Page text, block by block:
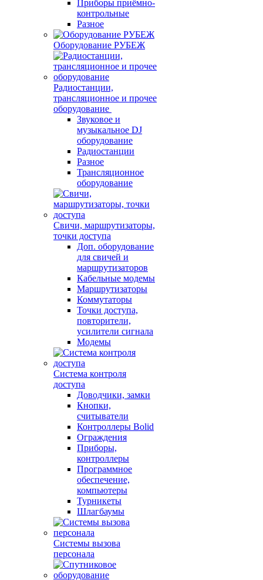
Приборы приёмно-
контрольные
Разное
Оборудование РУБЕЖ
Радиостанции,
трансляционное и прочее
оборудование
Звуковое и
музыкальное DJ
оборудование
Радиостанции
Разное
Трансляционное
оборудование
Свичи, маршрутизаторы,
точки доступа
Доп. оборудование
для свичей и
маршрутизаторов
Кабельные модемы
Маршрутизаторы
Коммутаторы
Точки доступа,
повторители,
усилители сигнала
Модемы
Система контроля
доступа
Доводчики, замки
Кнопки,
считыватели
Контроллеры Bolid
Ограждения
Приборы,
контроллеры
Программное
обеспечение,
компьютеры
Турникеты
Шлагбаумы
Системы вызова
персонала